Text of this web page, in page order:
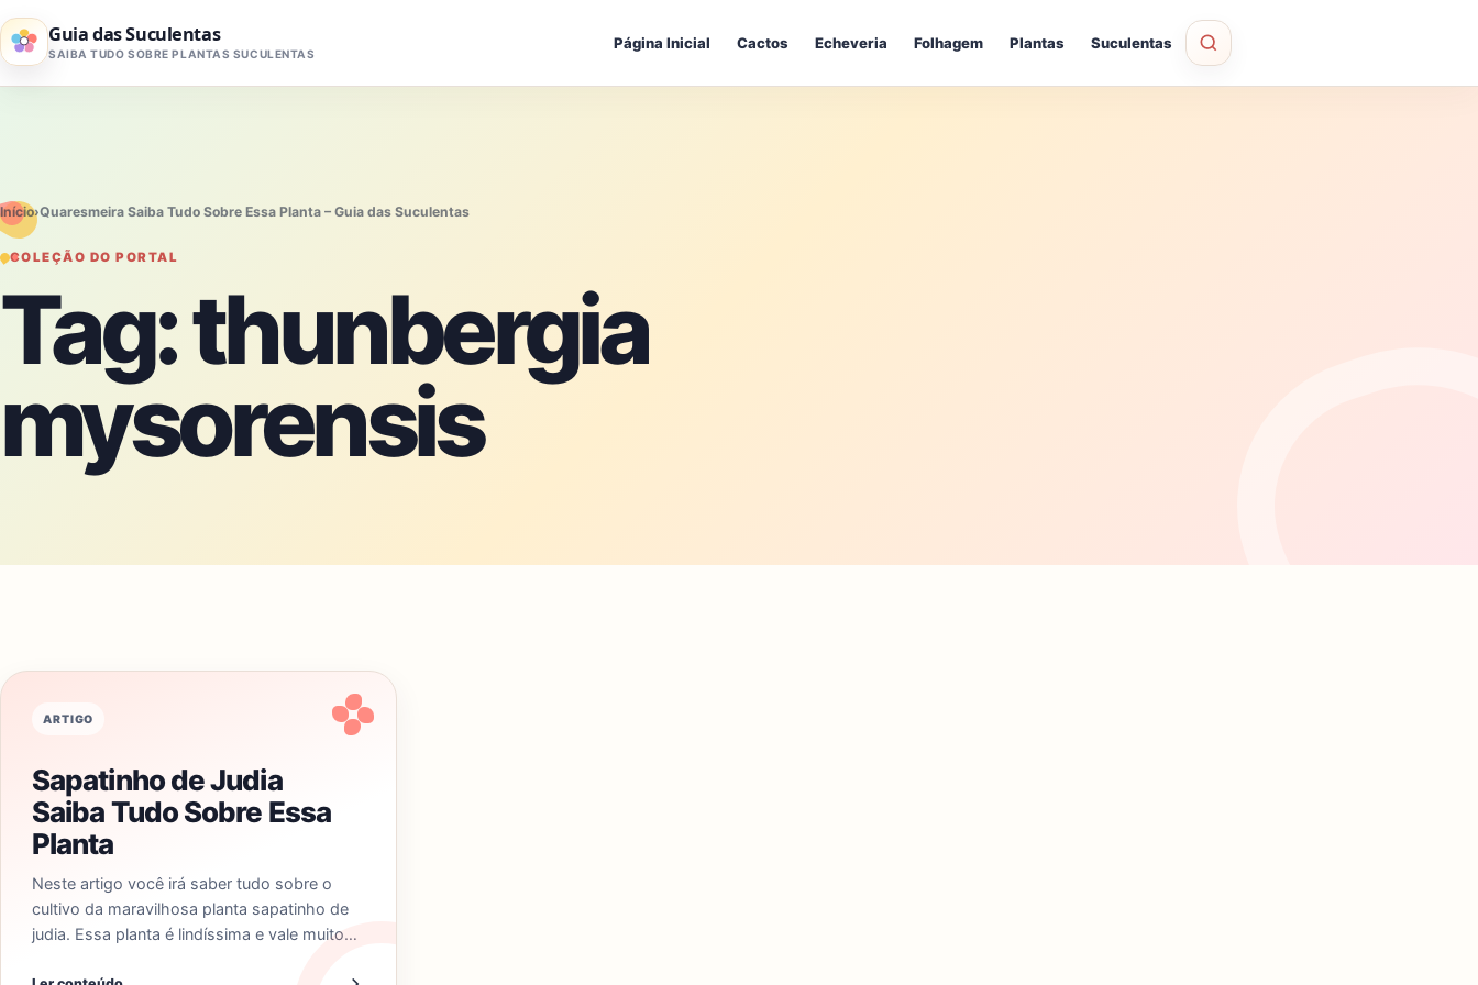
Pular para o conteúdo
Guia das Suculentas
SAIBA TUDO SOBRE PLANTAS SUCULENTAS
Página Inicial Cactos Echeveria Folhagem Plantas Suculentas
Início›Quaresmeira Saiba Tudo Sobre Essa Planta – Guia das Suculentas
COLEÇÃO DO PORTAL
Tag:thunbergia
mysorensis
ARTIGO
Sapatinho de Judia
Saiba Tudo Sobre Essa
Planta
Neste artigo você irá saber tudo sobre o
cultivo da maravilhosa planta sapatinho de
judia. Essa planta é lindíssima e vale muito…